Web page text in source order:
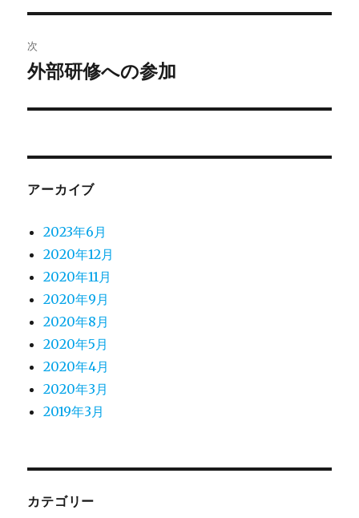
ビ
ゲ
ー
シ
ン
稿:
次
次
投
外部研修への参加
アーカイブ
2023年6月
2020年12月
2020年11月
2020年9月
2020年8月
2020年5月
2020年4月
2020年3月
2019年3月
カテゴリー